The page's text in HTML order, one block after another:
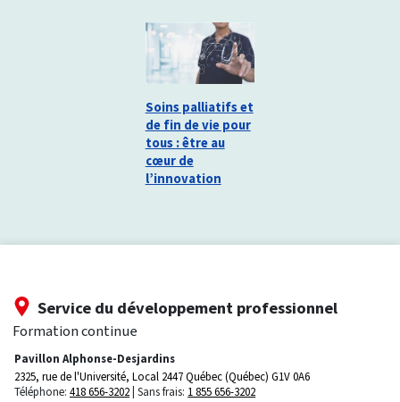
Soins palliatifs et
de fin de vie pour
tous : être au
cœur de
l’innovation
Service du développement professionnel
Formation continue
Pavillon Alphonse-Desjardins
2325, rue de l'Université, Local 2447Québec (Québec) G1V 0A6
Téléphone: 418 656-3202 Sans frais: 1 855 656-3202